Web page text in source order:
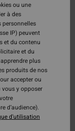
ou une
à des
IP) peuvent
et du contenu
et du
plus
produits de nos
accepter ou
y opposer
d’audience).
d'utilisation